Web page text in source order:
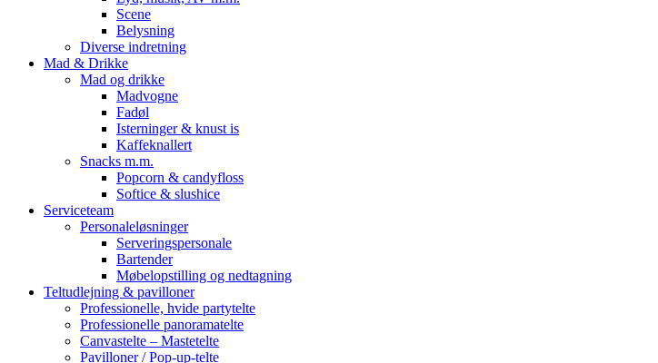
Scene
Belysning
Diverse indretning
Mad & Drikke
Mad og drikke
Madvogne
Fadøl
Isterninger & knust is
Kaffeknallert
Snacks m.m.
Popcorn & candyfloss
Softice & slushice
Serviceteam
Personaleløsninger
Serveringspersonale
Bartender
Møbelopstilling og nedtagning
Teltudlejning & pavilloner
Professionelle, hvide partytelte
Professionelle panoramatelte
Canvastelte – Mastetelte
Pavilloner / Pop-up-telte